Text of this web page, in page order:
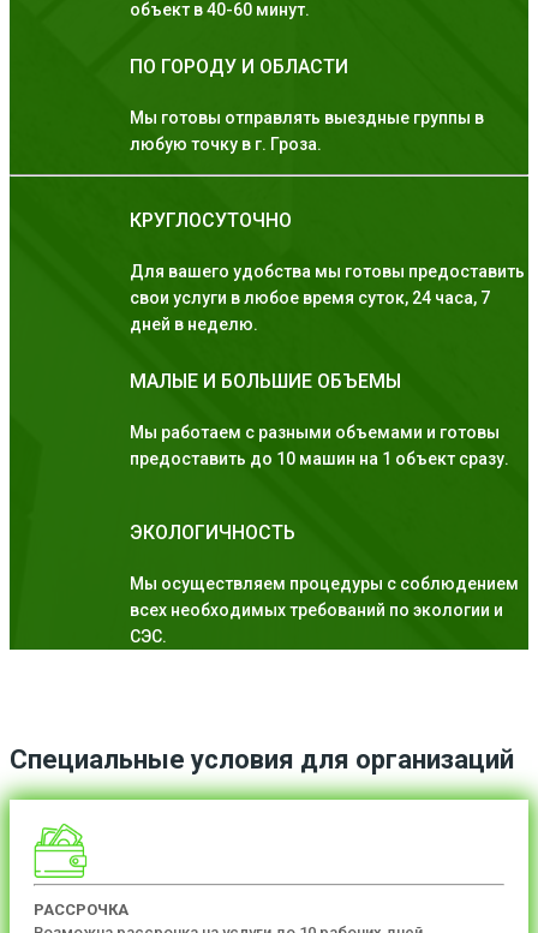
объект в 40-60 минут.
ПО ГОРОДУ И ОБЛАСТИ
Мы готовы отправлять выездные группы в
любую точку в г. Гроза.
КРУГЛОСУТОЧНО
Для вашего удобства мы готовы предоставить
свои услуги в любое время суток, 24 часа, 7
дней в неделю.
МАЛЫЕ И БОЛЬШИЕ ОБЪЕМЫ
Мы работаем с разными объемами и готовы
предоставить до 10 машин на 1 объект сразу.
ЭКОЛОГИЧНОСТЬ
Мы осуществляем процедуры с соблюдением
всех необходимых требований по экологии и
СЭС.
Специальные условия для организаций
РАССРОЧКА